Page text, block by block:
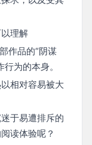
理解
作品的“阴谋
为的本身。
相对容易被大
于易遭排斥的
读体验呢？